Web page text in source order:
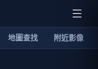
地圖查找 附近影像